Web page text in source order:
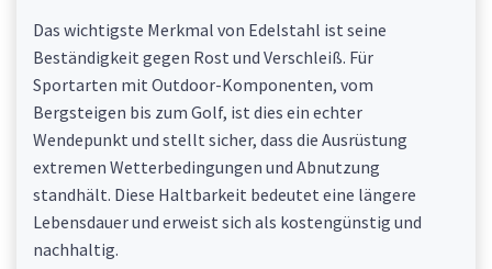
Das wichtigste Merkmal von Edelstahl ist seine
Beständigkeit gegen Rost und Verschleiß. Für
Sportarten mit Outdoor-Komponenten, vom
Bergsteigen bis zum Golf, ist dies ein echter
Wendepunkt und stellt sicher, dass die Ausrüstung
extremen Wetterbedingungen und Abnutzung
standhält. Diese Haltbarkeit bedeutet eine längere
Lebensdauer und erweist sich als kostengünstig und
nachhaltig.